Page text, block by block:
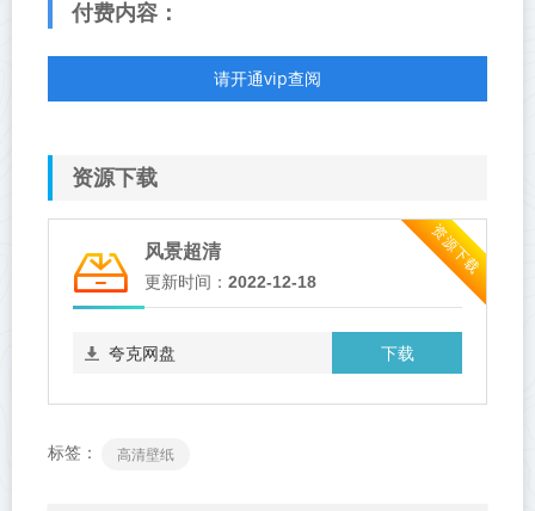
付费内容：
请开通vip查阅
资源下载
资源下载
风景超清
更新时间： 2022-12-18
下载
夸克网盘
标签： 高清壁纸